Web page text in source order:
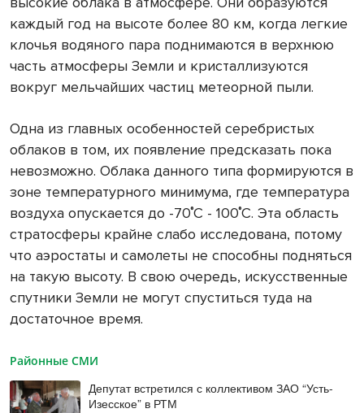
каждый год на высоте более 80 км, когда легкие
клочья водяного пара поднимаются в верхнюю
часть атмосферы Земли и кристаллизуются
вокруг мельчайших частиц метеорной пыли.
Одна из главных особенностей серебристых
облаков в том, их появление предсказать пока
невозможно. Облака данного типа формируются в
зоне температурного минимума, где температура
воздуха опускается до -70˚С - 100˚С. Эта область
стратосферы крайне слабо исследована, потому
что аэростаты и самолеты не способны подняться
на такую высоту. В свою очередь, искусственные
спутники Земли не могут спуститься туда на
достаточное время.
Районные СМИ
Депутат встретился с коллективом ЗАО “Усть-
Изесское” в РТМ